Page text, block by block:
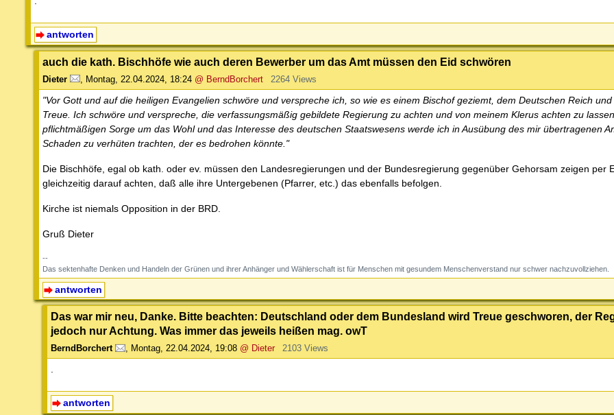
antworten
auch die kath. Bischhöfe wie auch deren Bewerber um das Amt müssen den Eid schwören
Dieter Montag, 22.04.2024, 18:24 @ BerndBorchert 2264 Views
"Vor Gott und auf die heiligen Evangelien schwöre und verspreche ich, so wie es einem Bischof geziemt, dem Deutschen Reich
Treue. Ich schwöre und verspreche, die verfassungsmäßig gebildete Regierung zu achten und von meinem Klerus achten zu
pflichtmäßigen Sorge um das Wohl und das Interesse des deutschen Staatswesens werde ich in Ausübung des mir übertragenen
Schaden zu verhüten trachten, der es bedrohen könnte."
Die Bischhöfe, egal ob kath. oder ev. müssen den Landesregierungen und der Bundesregierung gegenüber Gehorsam zeigen per
gleichzeitig darauf achten, daß alle ihre Untergebenen (Pfarrer, etc.) das ebenfalls befolgen.
Kirche ist niemals Opposition in der BRD.
Gruß Dieter
--
Das sektenhafte Denken und Handeln der Grünen und ihrer Anhänger und Wählerschaft ist für Menschen mit gesundem Menschenverstand nur schwer nachzuvollziehen.
antworten
Das war mir neu, Danke. Bitte beachten: Deutschland oder dem Bundesland wird Treue geschworen, der
jedoch nur Achtung. Was immer das jeweils heißen mag. owT
BerndBorchert , Montag, 22.04.2024, 19:08 @ Dieter 2103 Views
.
antworten